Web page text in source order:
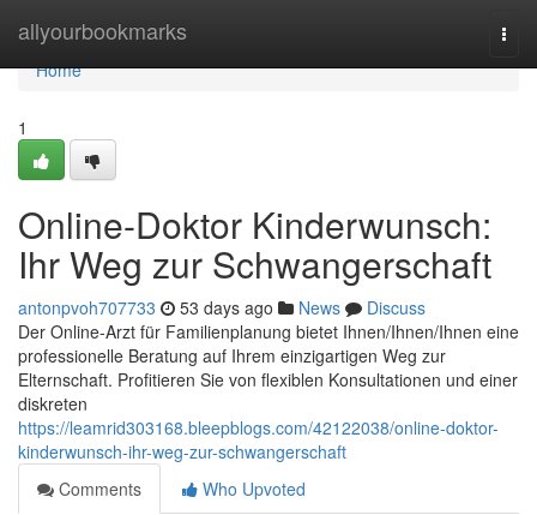
allyourbookmarks
Home
Home
1
Online-Doktor Kinderwunsch:
Ihr Weg zur Schwangerschaft
antonpvoh707733 53 days ago News
Discuss
Der Online-Arzt für Familienplanung bietet Ihnen/Ihnen/Ihnen eine
professionelle Beratung auf Ihrem einzigartigen Weg zur
Elternschaft. Profitieren Sie von flexiblen Konsultationen und einer
diskreten
https://leamrid303168.bleepblogs.com/42122038/online-doktor-
kinderwunsch-ihr-weg-zur-schwangerschaft
Comments
Who Upvoted